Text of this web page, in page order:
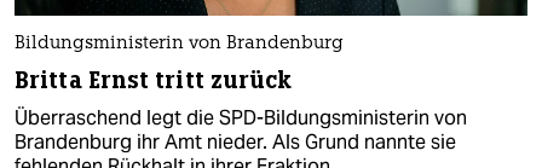
Bildungsministerin von Brandenburg
Britta Ernst tritt zurück
Überraschend legt die SPD-Bildungsministerin von
Brandenburg ihr Amt nieder. Als Grund nannte sie